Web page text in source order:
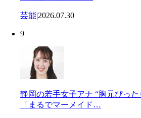
芸能|2026.07.30
9
静岡の若手女子アナ “胸元ぴっ
「まるでマーメイド…